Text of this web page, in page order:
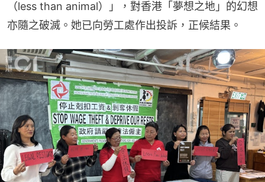
（less than animal）」，對香港「夢想之地」的幻想
亦隨之破滅。她已向勞工處作出投訴，正候結果。